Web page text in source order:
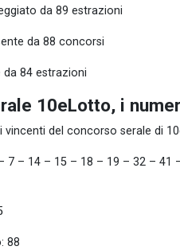
da 89 estrazioni
da 88 concorsi
da 84 estrazioni
10eLotto, i
vincenti del concorso serale di
7 – 14 – 15 – 18 – 19 – 32 – 41
: 88